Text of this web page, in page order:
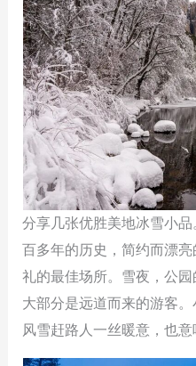
分享几张优胜美地冰雪小
百多年的历史，简约而漂
礼的最佳场所。雪夜，公
大部分是远道而来的游客
风雪赶路人一丝暖意，也意